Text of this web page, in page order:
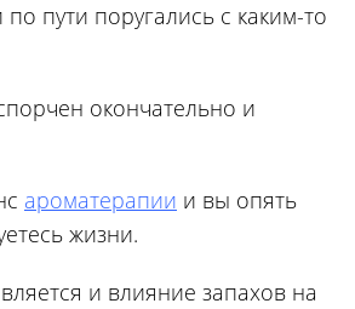
пути поругались с каким-то
окончательно и
ароматерапии и вы опять
жизни.
и влияние запахов на